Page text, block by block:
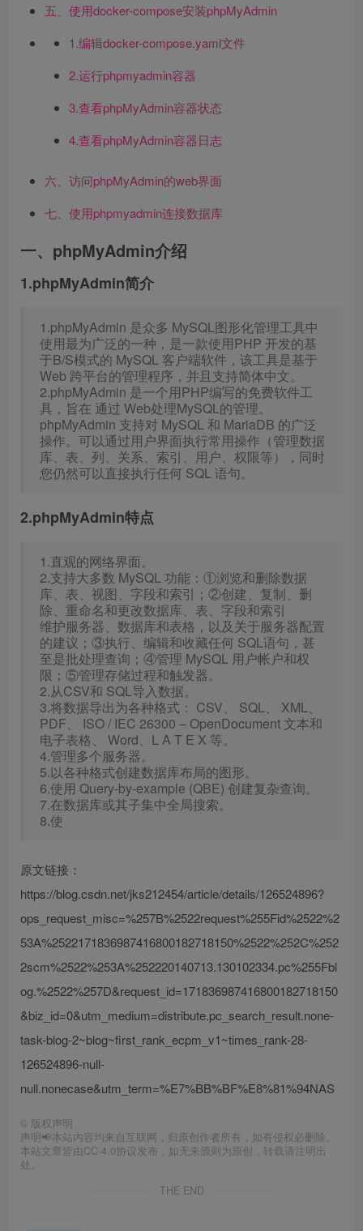
五、使用docker-compose安装phpMyAdmin
1.编辑docker-compose.yaml文件
2.运行phpmyadmin容器
3.查看phpMyAdmin容器状态
4.查看phpMyAdmin容器日志
六、访问phpMyAdmin的web界面
七、使用phpmyadmin连接数据库
一、phpMyAdmin介绍
1.phpMyAdmin简介
1.phpMyAdmin 是众多 MySQL图形化管理工具中
使用最为广泛的一种，是一款使用PHP 开发的基
于B/S模式的 MySQL 客户端软件，该工具是基于
Web 跨平台的管理程序，并且支持简体中文。
2.phpMyAdmin 是一个用PHP编写的免费软件工
具，旨在 通过 Web处理MySQL的管理。
phpMyAdmin 支持对 MySQL 和 MariaDB 的广泛
操作。可以通过用户界面执行常用操作（管理数据
库、表、列、关系、索引、用户、权限等），同时
您仍然可以直接执行任何 SQL 语句。
2.phpMyAdmin特点
1.直观的网络界面。
2.支持大多数 MySQL 功能：①浏览和删除数据
库、表、视图、字段和索引；②创建、复制、删
除、重命名和更改数据库、表、字段和索引
维护服务器、数据库和表格，以及关于服务器配置
的建议；③执行、编辑和收藏任何 SQL语句，甚
至是批处理查询；④管理 MySQL 用户帐户和权
限；⑤管理存储过程和触发器。
2.从CSV和 SQL导入数据。
3.将数据导出为各种格式： CSV、 SQL、 XML、
PDF、 ISO / IEC 26300 – OpenDocument 文本和
电子表格、 Word、L A T E X 等。
4.管理多个服务器。
5.以各种格式创建数据库布局的图形。
6.使用 Query-by-example (QBE) 创建复杂查询。
7.在数据库或其子集中全局搜索。
8.使
原文链接：
https://blog.csdn.net/jks212454/article/details/126524896?
ops_request_misc=%257B%2522request%255Fid%2522%2
53A%2522171836987416800182718150%2522%252C%252
2scm%2522%253A%252220140713.130102334.pc%255Fbl
og.%2522%257D&request_id=171836987416800182718150
&biz_id=0&utm_medium=distribute.pc_search_result.none-
task-blog-2~blog~first_rank_ecpm_v1~times_rank-28-
126524896-null-
null.nonecase&utm_term=%E7%BB%BF%E8%81%94NAS
© 版权声明
声明📢本站内容均来自互联网，归原创作者所有，如有侵权必删除。
本站文章皆由CC-4.0协议发布，如无来源则为原创，转载请注明出
处。
THE END